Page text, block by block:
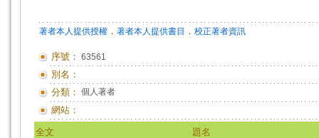
著者本人提供授權 ． 著者本人提供書目 ． 校正著者資訊
序號： 63561
別名：
分類： 個人著者
網站：
全文 題名